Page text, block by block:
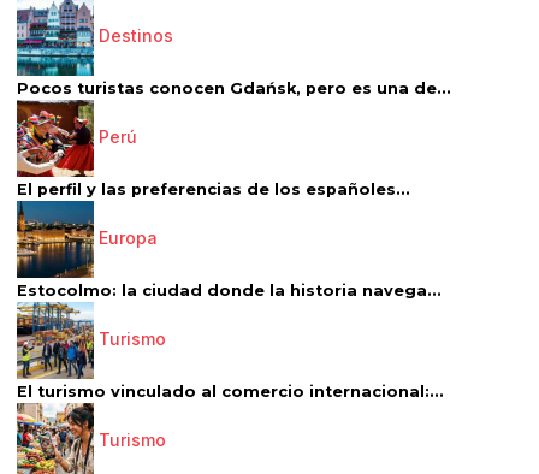
Destinos
Pocos turistas conocen Gdańsk, pero es una de...
Perú
El perfil y las preferencias de los españoles...
Europa
Estocolmo: la ciudad donde la historia navega...
Turismo
El turismo vinculado al comercio internacional:...
Turismo